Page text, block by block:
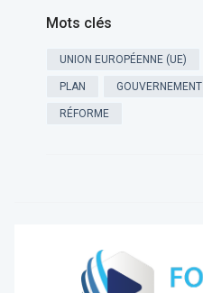
Mots clés
UNION EUROPÉENNE (UE)
PLAN GOUVERNEMENT
RÉFORME